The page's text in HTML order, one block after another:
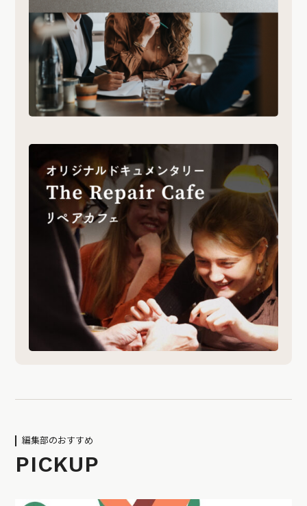
編集部のおすすめ
PICKUP